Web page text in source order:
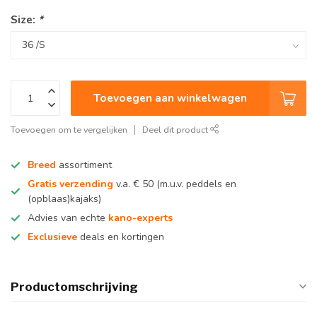
Size: *
Toevoegen aan winkelwagen
Toevoegen om te vergelijken Deel dit product
Breed assortiment
Gratis verzending v.a. € 50 (m.u.v. peddels en
(opblaas)kajaks)
Advies van echte kano-experts
Exclusieve deals en kortingen
Productomschrijving